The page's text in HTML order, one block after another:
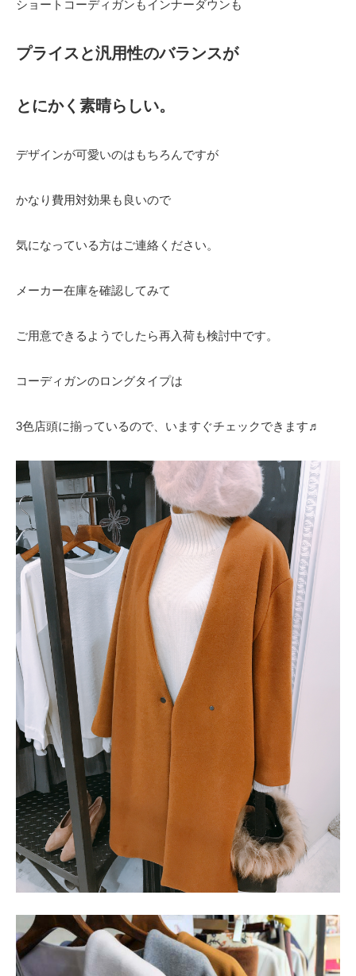
ショートコーディガンもインナーダウンも
プライスと汎用性のバランスが
とにかく素晴らしい。
デザインが可愛いのはもちろんですが
かなり費用対効果も良いので
気になっている方はご連絡ください。
メーカー在庫を確認してみて
ご用意できるようでしたら再入荷も検討中です。
コーディガンのロングタイプは
3色店頭に揃っているので、いますぐチェックできます♬